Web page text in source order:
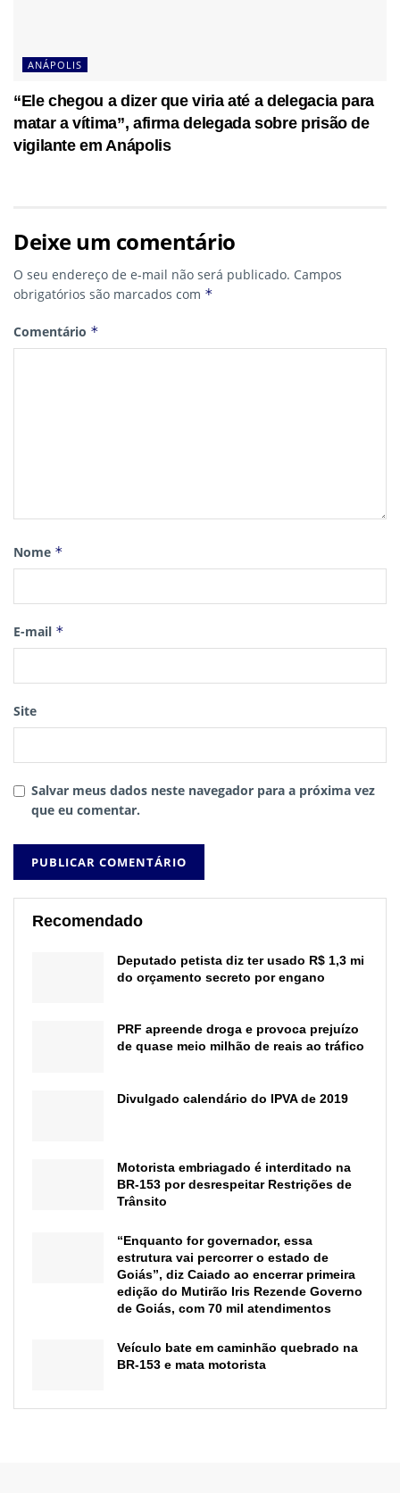
ANÁPOLIS
“Ele chegou a dizer que viria até a delegacia para
matar a vítima”, afirma delegada sobre prisão de
vigilante em Anápolis
Deixe um comentário
O seu endereço de e-mail não será publicado. Campos
obrigatórios são marcados com *
Comentário *
Nome *
E-mail *
Site
Salvar meus dados neste navegador para a próxima vez
que eu comentar.
Recomendado
Deputado petista diz ter usado R$ 1,3 mi
do orçamento secreto por engano
PRF apreende droga e provoca prejuízo
de quase meio milhão de reais ao tráfico
Divulgado calendário do IPVA de 2019
Motorista embriagado é interditado na
BR-153 por desrespeitar Restrições de
Trânsito
“Enquanto for governador, essa
estrutura vai percorrer o estado de
Goiás”, diz Caiado ao encerrar primeira
edição do Mutirão Iris Rezende Governo
de Goiás, com 70 mil atendimentos
Veículo bate em caminhão quebrado na
BR-153 e mata motorista